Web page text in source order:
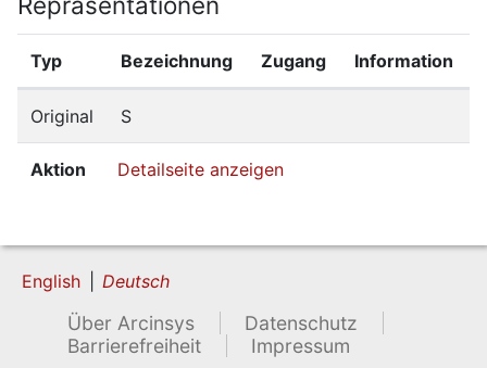
Typ Bezeichnung Zugang Information
Original S
Aktion Detailseite anzeigen
English Deutsch
Über Arcinsys
Datenschutz
Barrierefreiheit
Impressum